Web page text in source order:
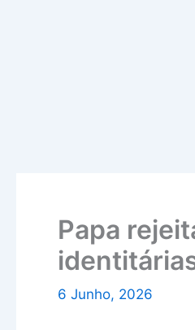
Papa
6 Junho, 2026